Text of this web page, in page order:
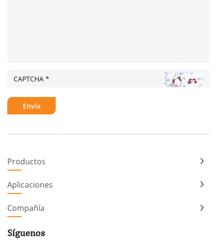
Síguenos
Productos
Aplicaciones
Compañía